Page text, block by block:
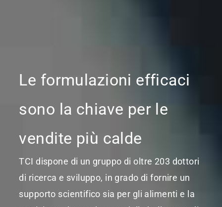
Le formulazioni efficaci
sono la chiave per le
vendite più calde
TCI dispone di un gruppo di oltre 203 dottori
di ricerca e sviluppo, in grado di fornire un
supporto scientifico sia per gli alimenti e la